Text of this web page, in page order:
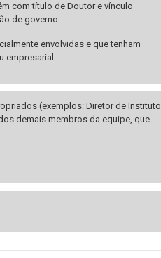
com título de Doutor e vínculo
de governo.
envolvidas e que tenham
empresarial.
(exemplos: Diretor de Instituto
demais membros da equipe, que